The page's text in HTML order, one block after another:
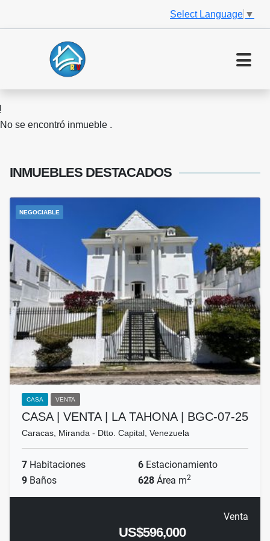
Select Language ▼
No se encontró inmueble .
INMUEBLES DESTACADOS
NEGOCIABLE
CASA VENTA
CASA | VENTA | LA TAHONA | BGC-07-25
Caracas, Miranda - Dtto. Capital, Venezuela
7 Habitaciones 6 Estacionamiento
9 Baños 628 Área m2
Venta
US$596,000